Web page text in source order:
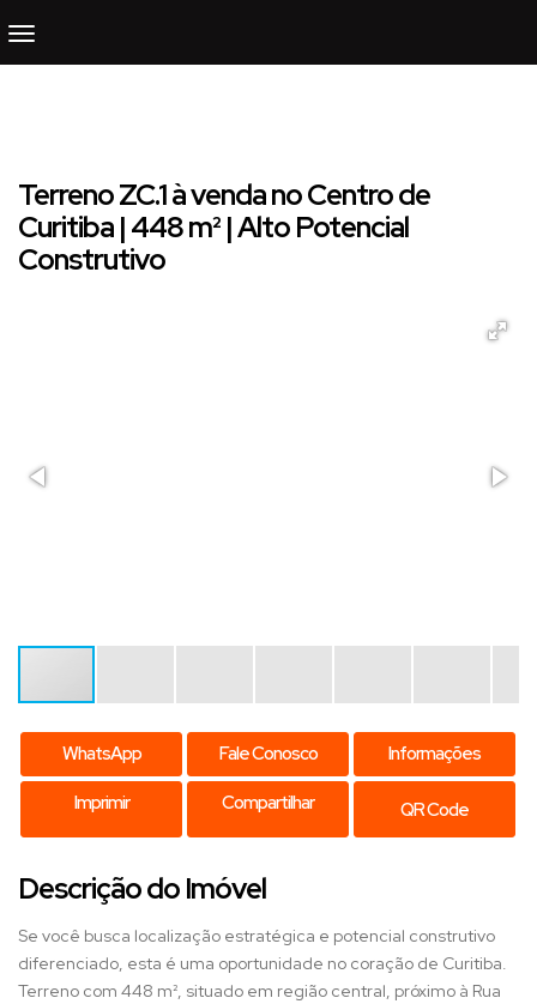
Terreno ZC.1 à venda no Centro de
Curitiba | 448 m² | Alto Potencial
Construtivo
WhatsApp Fale Conosco Informações
Imprimir Compartilhar QR Code
Descrição do Imóvel
Se você busca localização estratégica e potencial construtivo
diferenciado, esta é uma oportunidade no coração de Curitiba.
Terreno com 448 m², situado em região central, próximo à Rua